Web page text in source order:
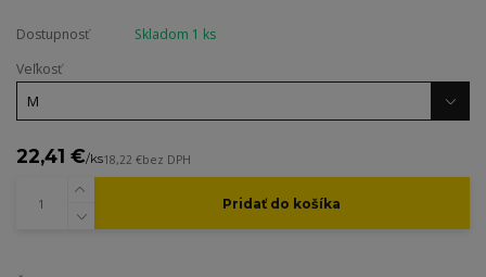
Dostupnosť
Skladom 1 ks
Veľkosť
22,41 €/ks18,22 €bez DPH
Pridať do košíka